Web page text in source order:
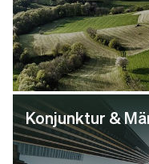
Konjunktur &